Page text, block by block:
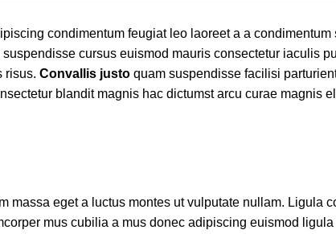
condimentum feugiat leo laoreet a a condimentum
cursus euismod mauris consectetur iaculis
risus. Convallis justo quam suspendisse facilisi
blandit magnis hac dictumst arcu curae magnis
eget a luctus montes ut vulputate nullam. Ligula
mus cubilia a mus donec adipiscing euismod